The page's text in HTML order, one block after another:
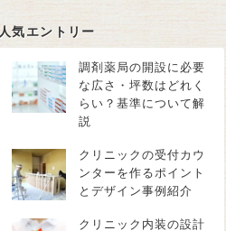
人気エントリー
調剤薬局の開設に必要
な広さ・坪数はどれく
らい？基準について解
説
クリニックの受付カウ
ンターを作るポイント
とデザイン事例紹介
クリニック内装の設計